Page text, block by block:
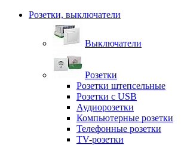
Розетки, выключатели
Выключатели
Розетки
Розетки штепсельные
Розетки с USB
Аудиорозетки
Компьютерные розетки
Телефонные розетки
TV-розетки